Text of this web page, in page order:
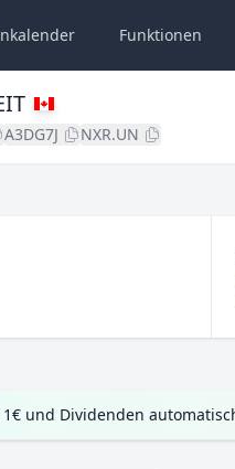
Funktionen
A3DG7J NXR.UN
und Dividenden